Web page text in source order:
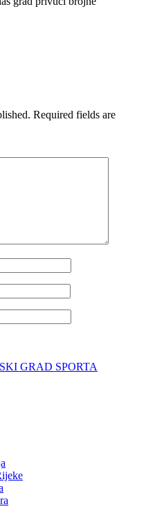
Required fields are
GRAD SPORTA